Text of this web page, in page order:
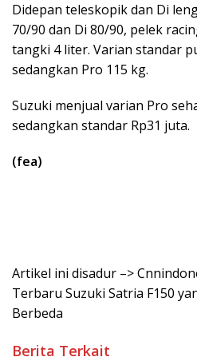
Didepan teleskopik dan Di
70/90 dan Di 80/90, pelek
tangki 4 liter. Varian standar
sedangkan Pro 115 kg.
Suzuki menjual varian Pro
sedangkan standar Rp31 juta.
(fea)
Artikel ini disadur –>
Terbaru Suzuki Satria F150
Berbeda
Berita Terkait